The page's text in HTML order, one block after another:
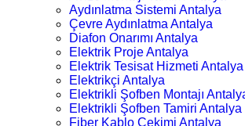
Aydınlatma Sistemi Antalya
Çevre Aydınlatma Antalya
Diafon Onarımı Antalya
Elektrik Proje Antalya
Elektrik Tesisat Hizmeti Antalya
Elektrikçi Antalya
Elektrikli Şofben Montajı
Elektrikli Şofben Tamiri Antalya
Fiber Kablo Çekimi Antalya